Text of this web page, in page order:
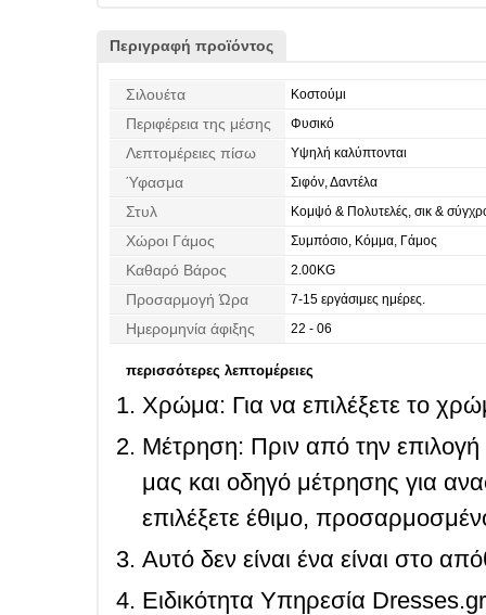
Περιγραφή προϊόντος
Σιλουέτα Κοστούμι
Περιφέρεια της μέσης Φυσικό
Λεπτομέρειες πίσω Υψηλή καλύπτονται
Ύφασμα Σιφόν, Δαντέλα
Στυλ Κομψό & Πολυτελές, σικ &
Χώροι Γάμος Συμπόσιο, Κόμμα, Γάμος
Καθαρό Βάρος 2.00KG
Προσαρμογή Ώρα 7-15 εργάσιμες ημέρες.
Ημερομηνία άφιξης 22 - 06
περισσότερες λεπτομέρειες
Χρώμα: Για να επιλέξετε το
Μέτρηση: Πριν από την
μας και οδηγό μέτρησης για
επιλέξετε έθιμο,
Αυτό δεν είναι ένα είναι στο
Ειδικότητα Υπηρεσία